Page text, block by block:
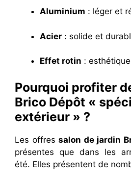
Aluminium : léger et
Acier : solide et
Effet rotin :
Pourquoi profiter
Brico Dépôt «
extérieur » ?
Les offres salon de jardin
présentes que dans les
été. Elles présentent de